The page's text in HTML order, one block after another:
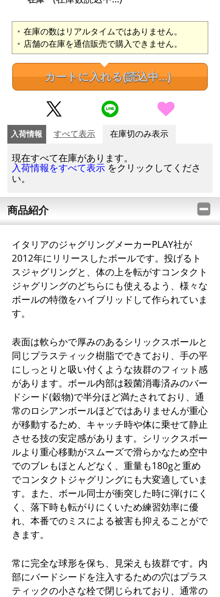
在庫の数はリアルタイムではありません。
店舗の在庫を通信販売で購入できません。
カートに入れる(読込中...)
入荷情報 すべて表示 在庫切のみ表示
現在すべて在庫があります。
入荷情報をすべて表示 をクリックしてくださ
い。
商品紹介
イタリアのジャグリングメーカーPLAY社が
2012年にリリースしたボールです。投げるト
スジャグリングと、体の上を転がすコンタクト
ジャグリングのどちらにも使えるよう、様々な
ボールの特徴をハイブリッドして作られていま
す。
表面は軟らかで厚みのあるシリックスボールと
同じプラスティック樹脂でできており、手の平
にしっとりと吸い付くような抜群のフィット感
があります。ボール内部は殺菌消毒済みのバー
ドシード(穀物)で半分ほど満たされており、通
常のロシアンボールほどではありませんが重心
が移動するため、キャッチ時や体に乗せて静止
させる技の安定感があります。シリックスボー
ルより重心移動がスムーズで滑らかなため空中
でのブレもほとんどなく、重量も180gと重め
でコンタクトジャグリングにも大変適していま
す。また、ボール同士が衝突した時に弾けにく
く、落下時も転がりにくいため練習効率に優
れ、本番でのミスによる被害も抑えることがで
きます。
常に完全な球形を保ち、見栄えも抜群です。内
部にバードシードを注入するための穴はプラス
ティックの小さな栓で閉じられており、通常の